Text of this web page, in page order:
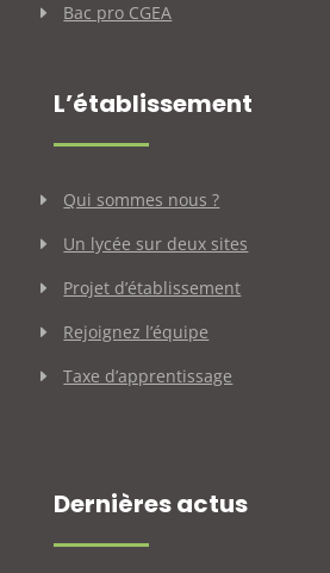
Bac pro CGEA
L’établissement
Qui sommes nous ?
Un lycée sur deux sites
Projet d’établissement
Rejoignez l’équipe
Taxe d’apprentissage
Dernières actus